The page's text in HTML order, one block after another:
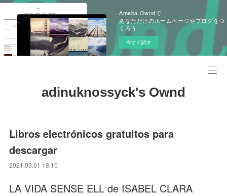
Ameba Owndで
あなただけのホームページやブログをつ
くろう
今すぐ試す
adinuknossyck's Ownd
Libros electrónicos gratuitos para
descargar
2021.03.01 18:10
LA VIDA SENSE ELL de ISABEL CLARA